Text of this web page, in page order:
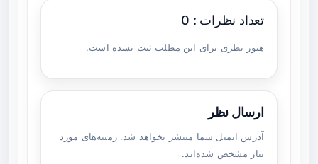
تعداد نظرات : 0
هنوز نظری برای این مطلب ثبت نشده است.
ارسال نظر
آدرس ایمیل شما منتشر نخواهد شد. زمینه‌های مورد
نیاز مشخص شده‌اند.